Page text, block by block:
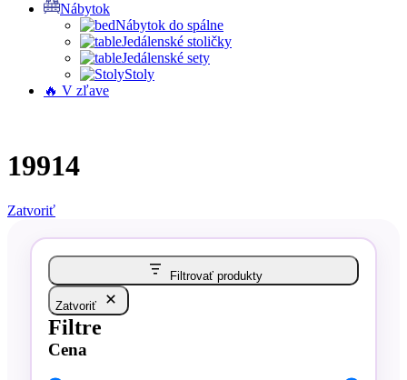
Nábytok
Nábytok do spálne
Jedálenské stoličky
Jedálenské sety
Stoly
🔥 V zľave
19914
Zatvoriť
Filtrovať produkty
Zatvoriť
Filtre
Cena